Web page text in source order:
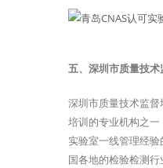
五、深圳市质量技
深圳市质量技术监
培训的专业机构之
实验室一线管理经
国各地的检验检测